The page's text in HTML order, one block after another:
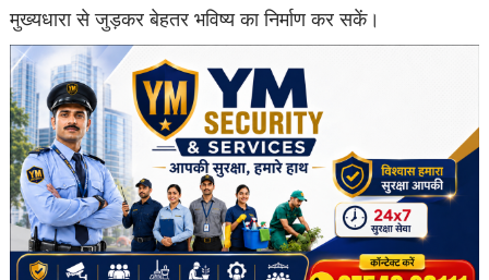
मुख्यधारा से जुड़कर बेहतर भविष्य का निर्माण कर सकें।